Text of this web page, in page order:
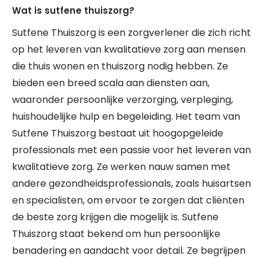
Wat is sutfene thuiszorg?
Sutfene Thuiszorg is een zorgverlener die zich richt
op het leveren van kwalitatieve zorg aan mensen
die thuis wonen en thuiszorg nodig hebben. Ze
bieden een breed scala aan diensten aan,
waaronder persoonlijke verzorging, verpleging,
huishoudelijke hulp en begeleiding. Het team van
Sutfene Thuiszorg bestaat uit hoogopgeleide
professionals met een passie voor het leveren van
kwalitatieve zorg. Ze werken nauw samen met
andere gezondheidsprofessionals, zoals huisartsen
en specialisten, om ervoor te zorgen dat cliënten
de beste zorg krijgen die mogelijk is. Sutfene
Thuiszorg staat bekend om hun persoonlijke
benadering en aandacht voor detail. Ze begrijpen